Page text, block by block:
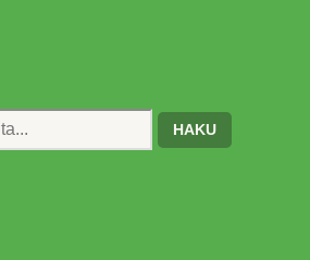
HAKU